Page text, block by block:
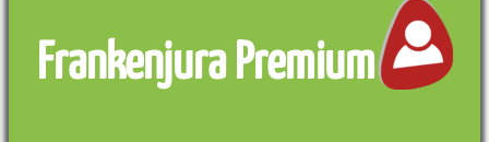
Frankenjura Premium